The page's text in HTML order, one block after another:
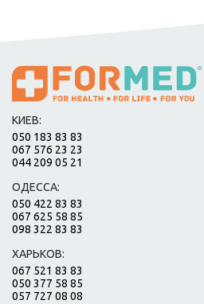
КИЕВ:
050 183 83 83
067 576 23 23
044 209 05 21
ОДЕССА:
050 422 83 83
067 625 58 85
098 322 83 83
ХАРЬКОВ:
067 521 83 83
050 377 58 85
057 727 08 08